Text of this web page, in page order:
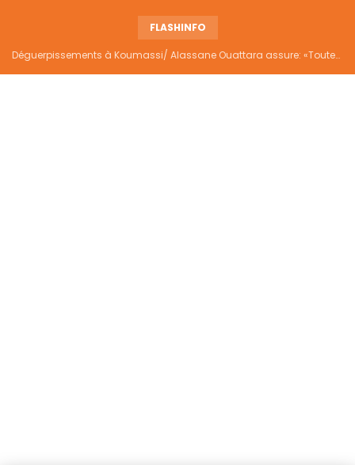
FLASHINFO
Déguerpissements à Koumassi/ Alassane Ouattara assure: «Toutes les responsabilités seront établies et elles donneront lieu aux sanctions prévues par la loi»